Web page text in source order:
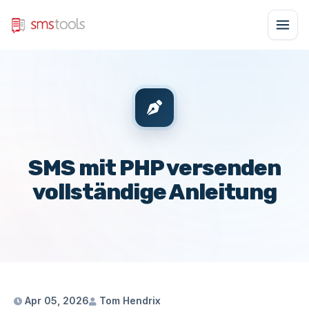
SMS mit PHP versenden
vollständige Anleitung
Apr 05, 2026 Tom Hendrix